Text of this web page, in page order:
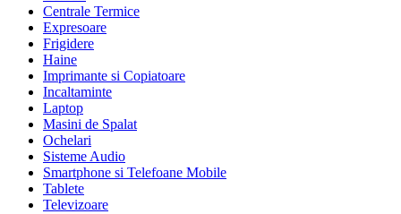
Centrale Termice
Expresoare
Frigidere
Haine
Imprimante si Copiatoare
Incaltaminte
Laptop
Masini de Spalat
Ochelari
Sisteme Audio
Smartphone si Telefoane Mobile
Tablete
Televizoare